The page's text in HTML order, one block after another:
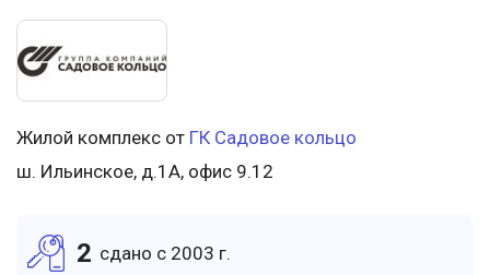
Жилой комплекс от ГК Садовое кольцо
ш. Ильинское, д.1А, офис 9.12
2 cдано c 2003 г.